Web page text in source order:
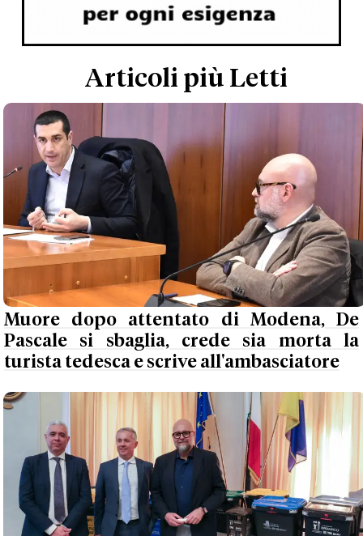
Articoli più Letti
Muore dopo attentato di Modena, De
Pascale si sbaglia, crede sia morta la
turista tedesca e scrive all'ambasciatore